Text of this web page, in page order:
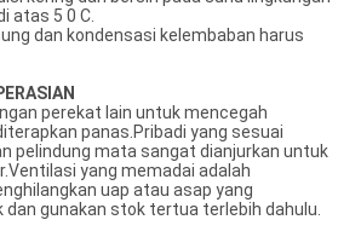
atas 5 0 C.
dan kondensasi kelembaban harus
perekat lain untuk mencegah
panas.Pribadi yang sesuai
pelindung mata sangat dianjurkan untuk
yang memadai adalah
uap atau asap yang
gunakan stok tertua terlebih dahulu.